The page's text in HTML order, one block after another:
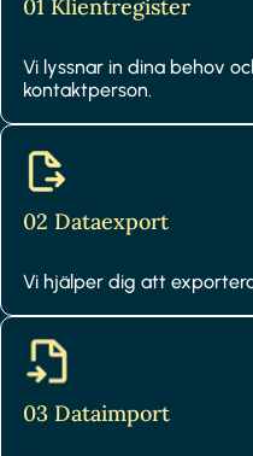
01 Klientregister
Vi lyssnar in dina behov
kontaktperson.
02 Dataexport
Vi hjälper dig att
03 Dataimport